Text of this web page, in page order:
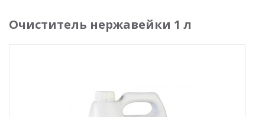
Очиститель нержавейки 1 л